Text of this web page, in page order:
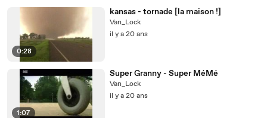
0:28
kansas - tornade [la maison !]
Van_Lock
il y a 20 ans
1:07
Super Granny - Super MéMé
Van_Lock
il y a 20 ans